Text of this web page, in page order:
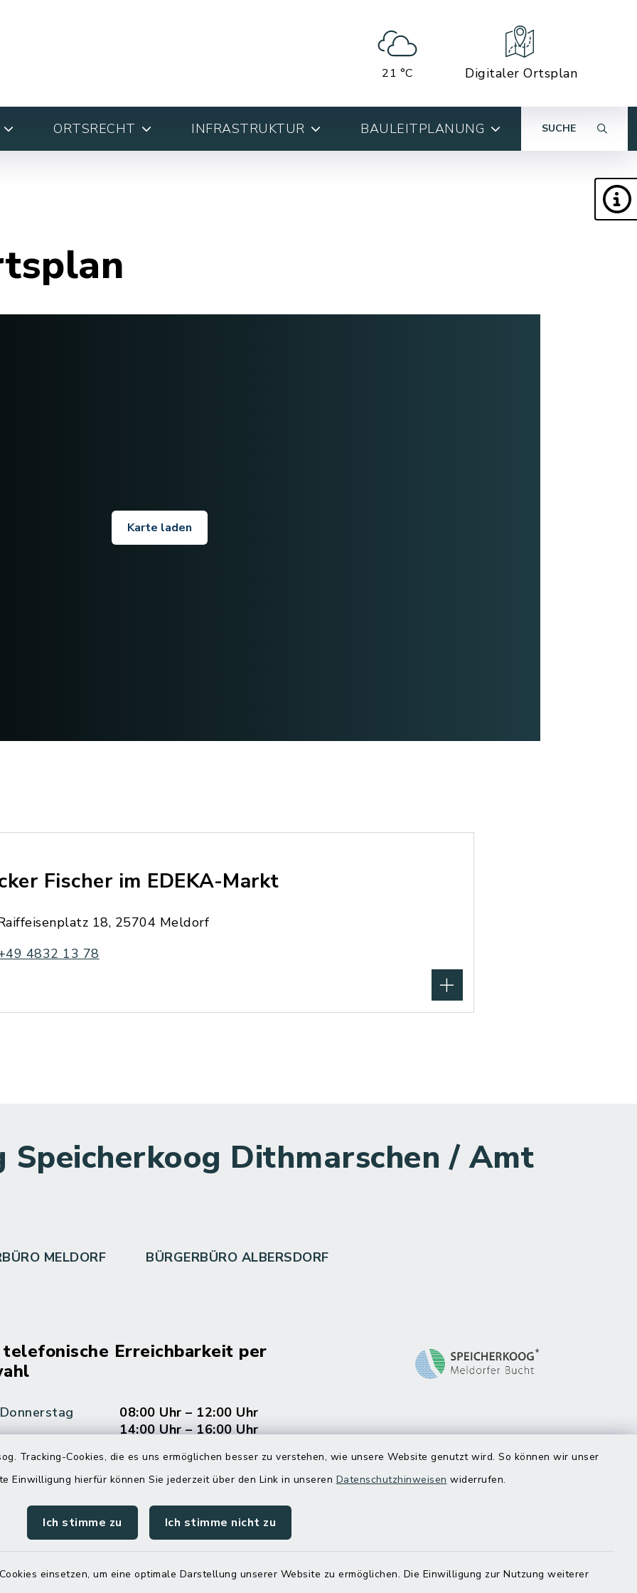
Tracking-Cookies, die es uns ermöglichen besser zu verstehen, wie unsere Website genutzt wird. So können wir unser
Einwilligung hierfür können Sie jederzeit über den Link in unseren Datenschutzhinweisen widerrufen.
Ich stimme zu Ich stimme nicht zu
einsetzen, um eine optimale Darstellung unserer Website zu ermöglichen. Die Einwilligung zur Nutzung weiterer
21 °C Digitaler Ortsplan
ORTSRECHT INFRASTRUKTUR BAULEITPLANUNG SUCHE
Karte laden
Fischer im EDEKA-Markt
18, 25704 Meldorf
4832 13 78
Dithmarschen / Amt
MELDORF BÜRGERBÜRO ALBERSDORF
Erreichbarkeit per
08:00 Uhr – 12:00 Uhr
14:00 Uhr – 16:00 Uhr
08:00 Uhr – 12:00 Uhr
ein dringendes Anliegen, finden aber online